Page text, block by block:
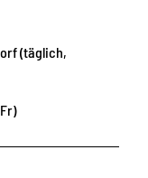
(täglich,